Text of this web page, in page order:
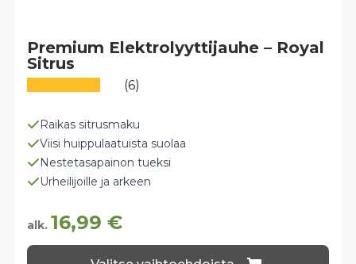
Raikas sitrusmaku
Viisi huippulaatuista suolaa
Nestetasapainon tueksi
Urheilijoille ja arkeen
alk. 16,99€
Premium Elektrolyyttijauhe – Royal
Sitrus
(6)
Tällä